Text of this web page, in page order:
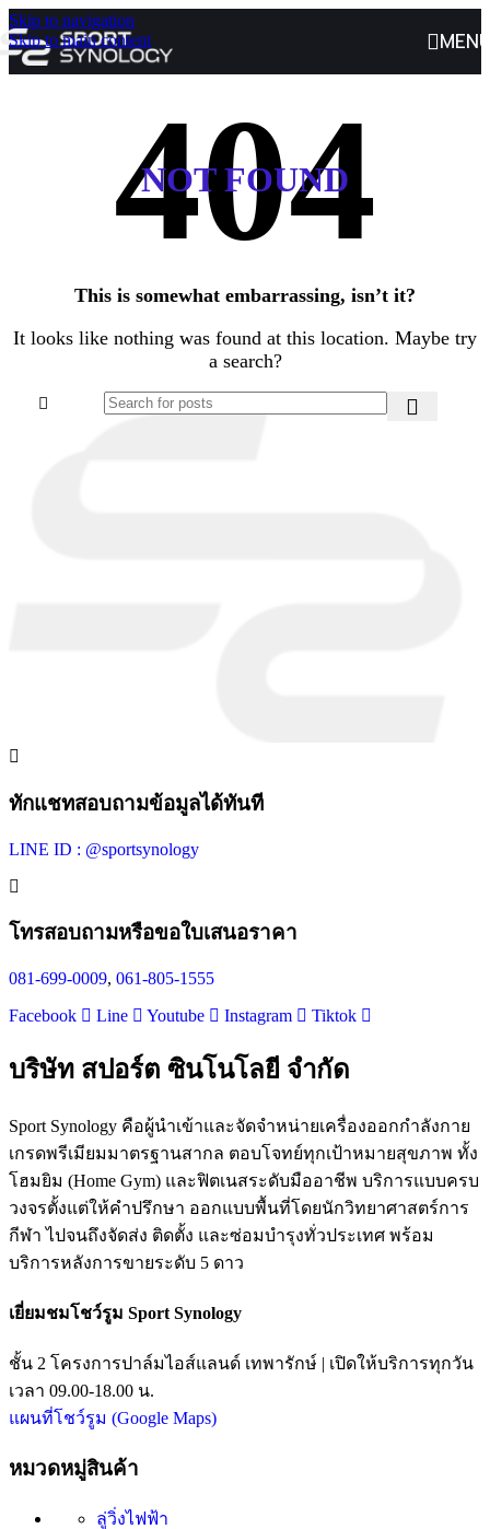
Skip to navigation
Skip to main content
NOT FOUND
This is somewhat embarrassing, isn’t it?
It looks like nothing was found at this location. Maybe try
a search?
ทักแชทสอบถามข้อมูลได้ทันที
LINE ID : @sportsynology
โทรสอบถามหรือขอใบเสนอราคา
081-699-0009, 061-805-1555
Facebook
Line Youtube Instagram Tiktok
บริษัท สปอร์ต ซินโนโลยี จำกัด
Sport Synology คือผู้นำเข้าและจัดจำหน่ายเครื่องออกกำลังกาย
เกรดพรีเมียมมาตรฐานสากล ตอบโจทย์ทุกเป้าหมายสุขภาพ ทั้ง
โฮมยิม (Home Gym) และฟิตเนสระดับมืออาชีพ บริการแบบครบ
วงจรตั้งแต่ให้คำปรึกษา ออกแบบพื้นที่โดยนักวิทยาศาสตร์การ
กีฬา ไปจนถึงจัดส่ง ติดตั้ง และซ่อมบำรุงทั่วประเทศ พร้อม
บริการหลังการขายระดับ 5 ดาว
เยี่ยมชมโชว์รูม Sport Synology
ชั้น 2 โครงการปาล์มไอส์แลนด์ เทพารักษ์ | เปิดให้บริการทุกวัน
เวลา 09.00-18.00 น.
แผนที่โชว์รูม (Google Maps)
หมวดหมู่สินค้า
ลู่วิ่งไฟฟ้า